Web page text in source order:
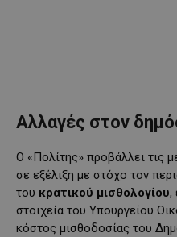
Αλλαγές στον
Ο «Πολίτης» προβάλλει τις
σε εξέλιξη με στόχο τον
του κρατικού μισθολογίου,
στοιχεία του Υπουργείου
κόστος μισθοδοσίας του